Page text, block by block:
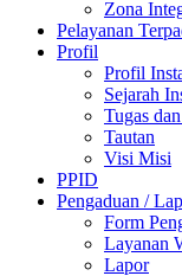
Zona
Pelayanan
Profil
Profil
Sejarah
Tugas
Tautan
Visi Misi
PPID
Pengaduan /
Form
Layanan
Lapor